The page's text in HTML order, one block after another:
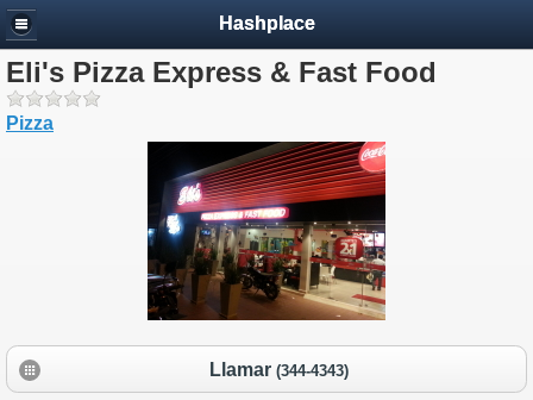
Hashplace
Eli's Pizza Express & Fast Food
Pizza
Llamar (344-4343)